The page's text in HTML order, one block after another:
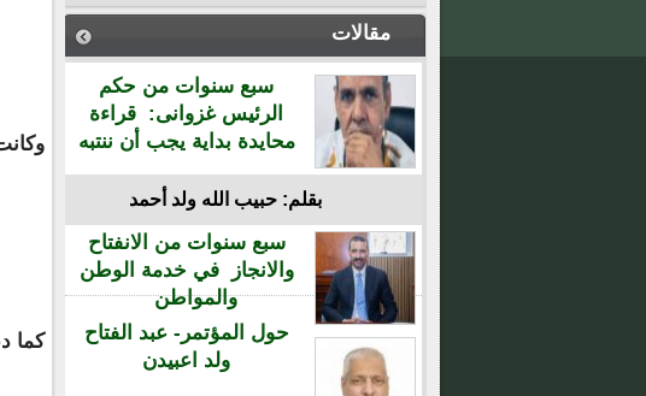
مقالات
سبع سنوات من حكم
الرئيس غزوانى: قراءة
محايدة بداية يجب أن ننتبه
بقلم: حبيب الله ولد أحمد
سبع سنوات من الانفتاح
والانجاز في خدمة الوطن
والمواطن
حول المؤتمر- عبد الفتاح
ولد اعبيدن